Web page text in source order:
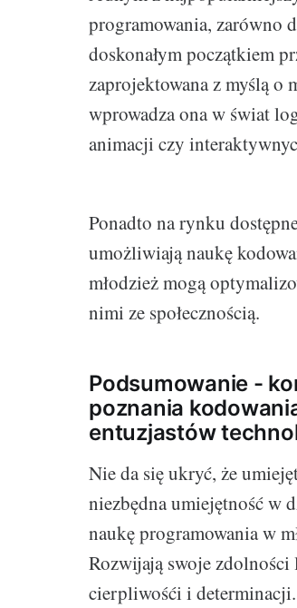
programowania, zarówno
doskonałym początkiem
zaprojektowana z myślą
wprowadza ona w świat
animacji czy
Ponadto na rynku
umożliwiają naukę
młodzież mogą
nimi ze społecznością.
Podsumowanie -
poznania
entuzjastów
Nie da się ukryć, że
niezbędna umiejętność w
naukę programowania w
Rozwijają swoje zdolności
cierpliwośći i determinacji.